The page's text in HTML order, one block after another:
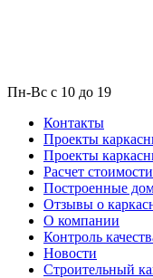
Пн-Вс с 10 до 19
Контакты
Проекты
Проекты
Расчет
Построенные
Отзывы о
О компании
Контроль
Новости
Строительный